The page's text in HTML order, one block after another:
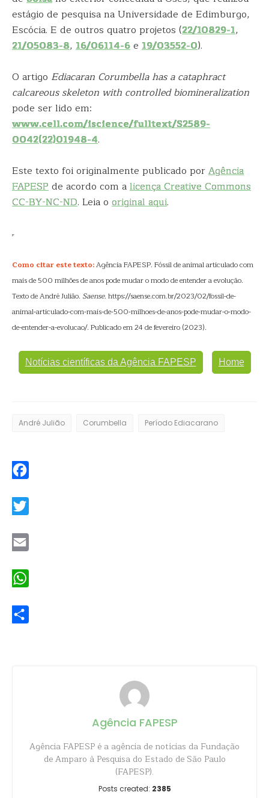
estágio de pesquisa na Universidade de Edimburgo,
Escócia. E de outros quatro projetos (22/10829-1,
21/05083-8, 16/06114-6e 19/03552-0).
O artigo Ediacaran Corumbella has a cataphract
calcareous skeleton with controlled biomineralization
pode ser lido em:
www.cell.com/iscience/fulltext/S2589-
0042(22)01948-4.
Este texto foi originalmente publicado porAgência
FAPESPde acordo com alicença Creative Commons
CC-BY-NC-ND. Leia o original aqui.
Como citar este texto:Agência FAPESP. Fóssil de animal articulado com
mais de 500 milhões de anos pode mudar o modo de entender a evolução.
Texto de André Julião. Saense. https://saense.com.br/2023/02/fossil-de-
animal-articulado-com-mais-de-500-milhoes-de-anos-pode-mudar-o-modo-
de-entender-a-evolucao/. Publicado em 24 de fevereiro (2023).
Notícias científicas da Agência FAPESP Home
André Julião Corumbella Período Ediacarano
Agência FAPESP
Agência FAPESP é a agência de notícias da Fundação
de Amparo à Pesquisa do Estado de São Paulo
(FAPESP).
Posts created: 2385